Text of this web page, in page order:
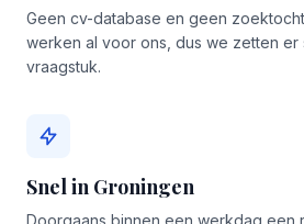
Geen cv-database en geen
werken al voor ons, dus we zetten
vraagstuk.
Snel in Groningen
Doorgaans binnen een werkdag een